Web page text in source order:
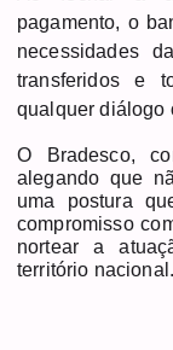
pagamento, o
necessidades
transferidos e
qualquer diálogo
O Bradesco,
alegando que
uma postura
compromisso
nortear a
território nacional.